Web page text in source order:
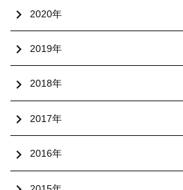
chevron_right 2020年
chevron_right 2019年
chevron_right 2018年
chevron_right 2017年
chevron_right 2016年